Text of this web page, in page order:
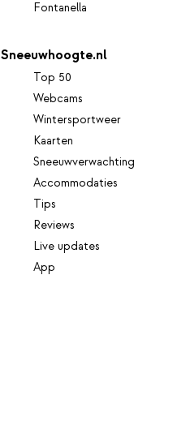
Fontanella
Sneeuwhoogte.nl
Top 50
Webcams
Wintersportweer
Kaarten
Sneeuwverwachting
Accommodaties
Tips
Reviews
Live updates
App